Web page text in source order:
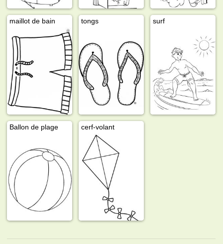
maillot de bain tongs surf
Ballon de plage cerf-volant